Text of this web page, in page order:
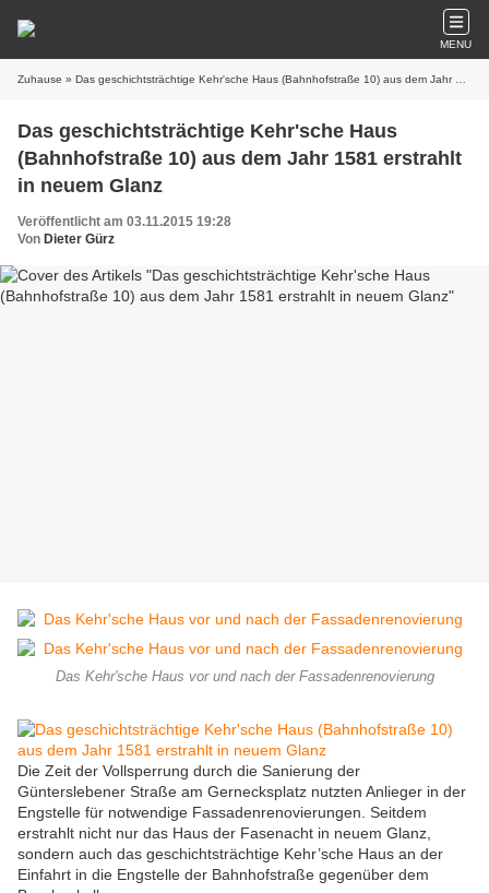
MENU
Zuhause » Das geschichtsträchtige Kehr'sche Haus (Bahnhofstraße 10) aus dem Jahr 1581 erstrahlt in neuem Glanz
Das geschichtsträchtige Kehr'sche Haus
(Bahnhofstraße 10) aus dem Jahr 1581 erstrahlt
in neuem Glanz
Veröffentlicht am 03.11.2015 19:28
Von Dieter Gürz
Das Kehr'sche Haus vor und nach der Fassadenrenovierung
Die Zeit der Vollsperrung durch die Sanierung der
Günterslebener Straße am Gernecksplatz nutzten Anlieger in der
Engstelle für notwendige Fassadenrenovierungen. Seitdem
erstrahlt nicht nur das Haus der Fasenacht in neuem Glanz,
sondern auch das geschichtsträchtige Kehr’sche Haus an der
Einfahrt in die Engstelle der Bahnhofstraße gegenüber dem